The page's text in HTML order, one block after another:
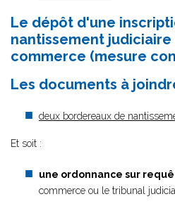
Le dépôt d'une
nantissement
commerce (mesure
Les documents à
deux bordereaux de
Et soit :
une ordonnance sur
commerce ou le tribunal